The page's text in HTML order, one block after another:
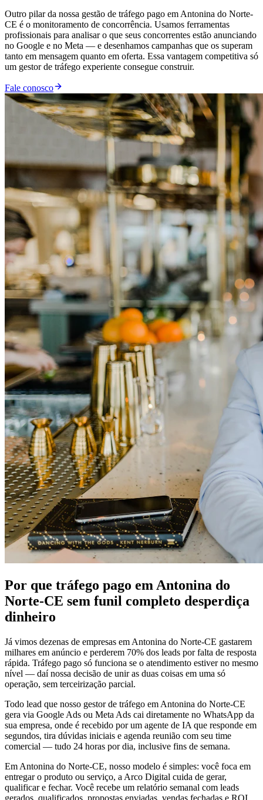
Outro pilar da nossa gestão de tráfego pago em Antonina do Norte-
CE é o monitoramento de concorrência. Usamos ferramentas
profissionais para analisar o que seus concorrentes estão anunciando
no Google e no Meta — e desenhamos campanhas que os superam
tanto em mensagem quanto em oferta. Essa vantagem competitiva só
um gestor de tráfego experiente consegue construir.
Fale conosco
Por que tráfego pago em Antonina do
Norte-CE sem funil completo desperdiça
dinheiro
Já vimos dezenas de empresas em Antonina do Norte-CE gastarem
milhares em anúncio e perderem 70% dos leads por falta de resposta
rápida. Tráfego pago só funciona se o atendimento estiver no mesmo
nível — daí nossa decisão de unir as duas coisas em uma só
operação, sem terceirização parcial.
Todo lead que nosso gestor de tráfego em Antonina do Norte-CE
gera via Google Ads ou Meta Ads cai diretamente no WhatsApp da
sua empresa, onde é recebido por um agente de IA que responde em
segundos, tira dúvidas iniciais e agenda reunião com seu time
comercial — tudo 24 horas por dia, inclusive fins de semana.
Em Antonina do Norte-CE, nosso modelo é simples: você foca em
entregar o produto ou serviço, a Arco Digital cuida de gerar,
qualificar e fechar. Você recebe um relatório semanal com leads